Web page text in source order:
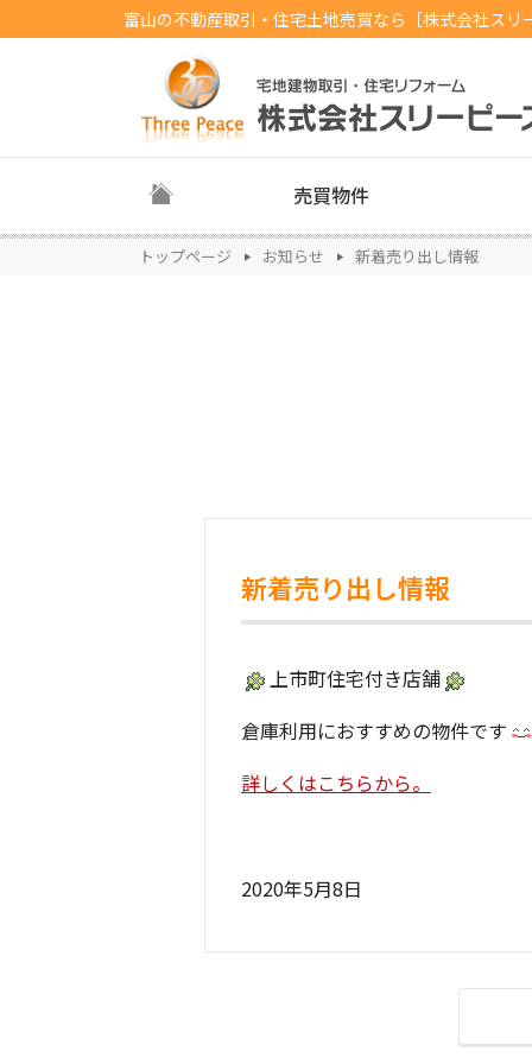
富山の不動産取引・住宅土地売買なら［株式会社スリ
売買物件
トップページ お知らせ 新着売り出し情報
新着売り出し情報
上市町住宅付き店舗
倉庫利用におすすめの物件です
詳しくはこちらから。
2020年5月8日